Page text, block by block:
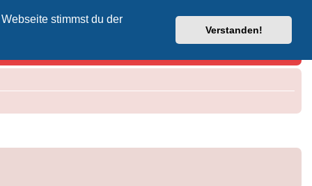
stimmst du der
Verstanden!
Vodafone-Kabel-Helpdesk